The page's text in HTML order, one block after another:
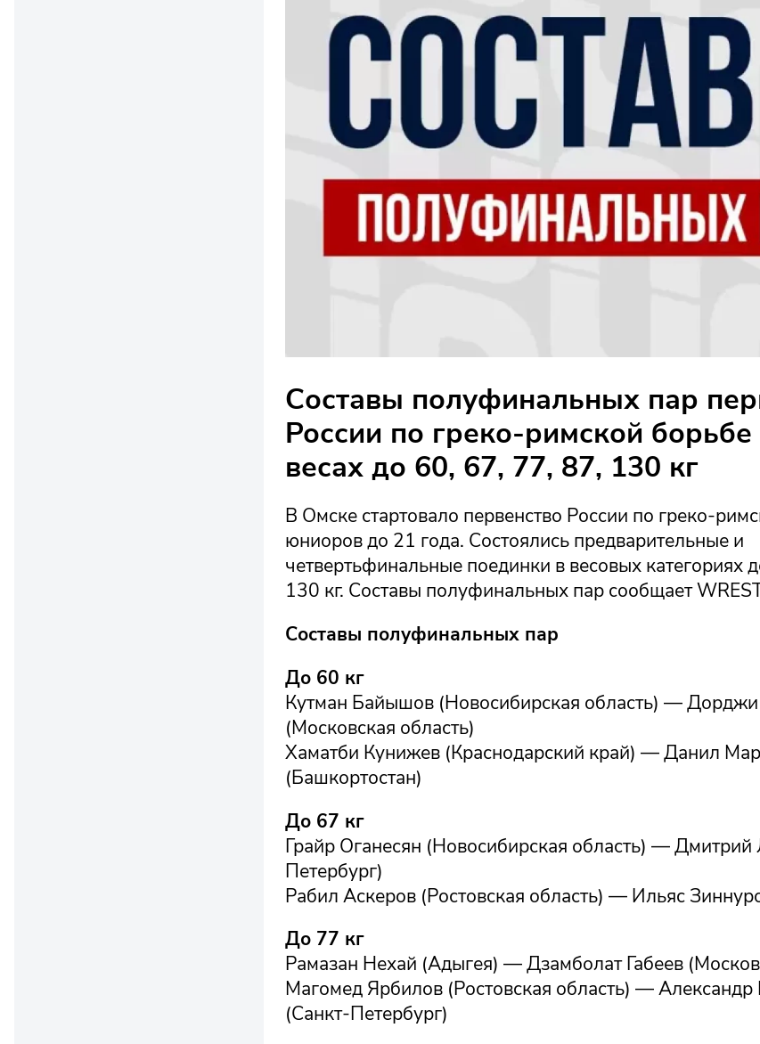
Составы полуфинальных пар
России по греко-римской
весах до 60, 67, 77, 87, 130 кг
В Омске стартовало первенство России по греко-
юниоров до 21 года. Состоялись предварительные и
четвертьфинальные поединки в весовых категориях
130 кг. Составы полуфинальных пар сообщает
Составы полуфинальных пар
До 60 кг
Кутман Байышов (Новосибирская область) —
(Московская область)
Хаматби Кунижев (Краснодарский край) — Данил
(Башкортостан)
До 67 кг
Грайр Оганесян (Новосибирская область) —
Петербург)
Рабил Аскеров (Ростовская область) — Ильяс
До 77 кг
Рамазан Нехай (Адыгея) — Дзамболат Габеев
Магомед Ярбилов (Ростовская область) — Александр
(Санкт-Петербург)